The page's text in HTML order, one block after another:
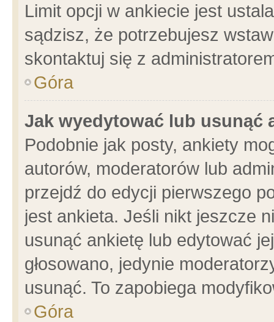
Limit opcji w ankiecie jest
sądzisz, że potrzebujesz
skontaktuj się z
Góra
Jak wyedytować lub usunąć
Podobnie jak posty, ankiety
autorów, moderatorów lub
przejdź do edycji pierwszego
jest ankieta. Jeśli nikt jeszcze
usunąć ankietę lub edytować
głosowano, jedynie
usunąć. To zapobiega
Góra